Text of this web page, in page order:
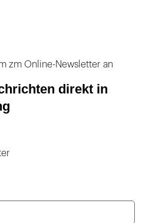
zm Online-Newsletter an
direkt in